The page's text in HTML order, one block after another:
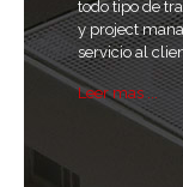
todo tipo de
y project
servicio al
Leer mas ...